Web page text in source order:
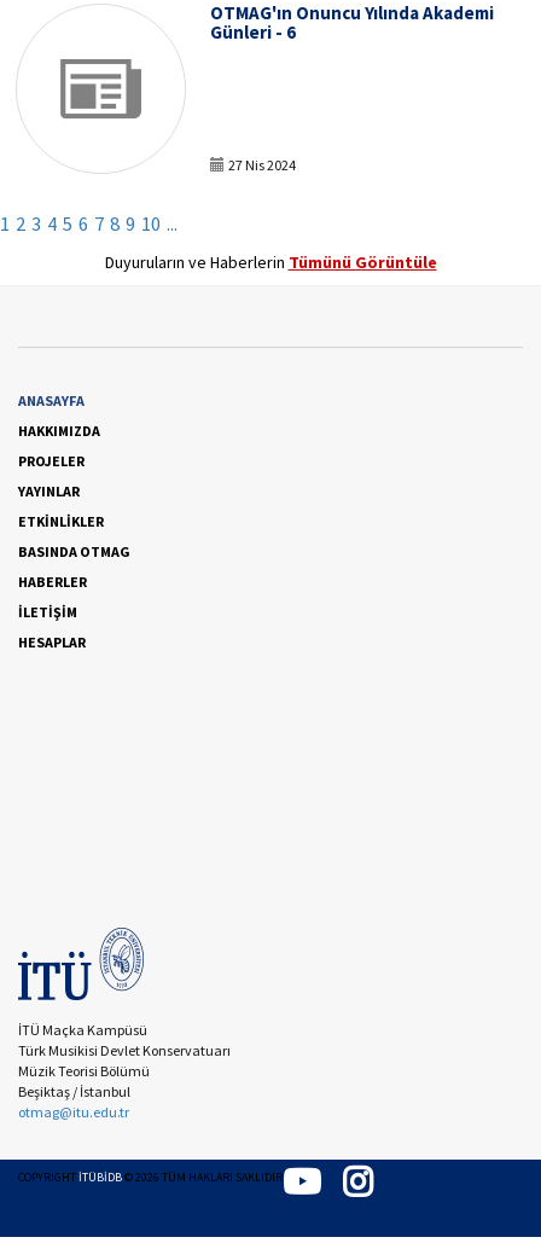
OTMAG'ın Onuncu Yılında Akademi
Günleri - 6
27 Nis 2024
1 2 3 4 5 6 7 8 9 10 ...
Duyuruların ve Haberlerin Tümünü Görüntüle
ANASAYFA
HAKKIMIZDA
PROJELER
YAYINLAR
ETKİNLİKLER
BASINDA OTMAG
HABERLER
İLETİŞİM
HESAPLAR
İTÜ Maçka Kampüsü
Türk Musikisi Devlet Konservatuarı
Müzik Teorisi Bölümü
Beşiktaş / İstanbul
otmag@itu.edu.tr
COPYRIGHTİTÜBİDB©2026 TÜM HAKLARI SAKLIDIR